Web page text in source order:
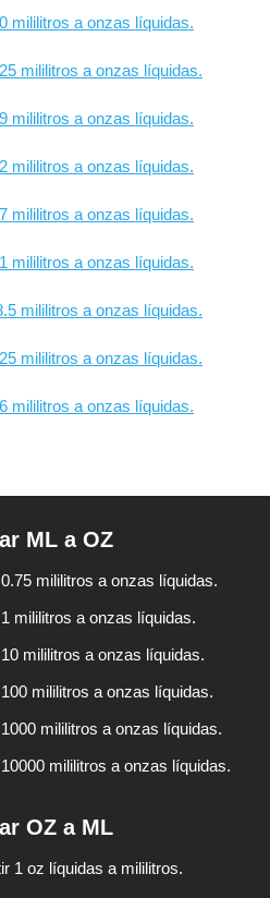
mililitros a onzas líquidas.
mililitros a onzas líquidas.
mililitros a onzas líquidas.
mililitros a onzas líquidas.
mililitros a onzas líquidas.
mililitros a onzas líquidas.
mililitros a onzas líquidas.
mililitros a onzas líquidas.
mililitros a onzas líquidas.
ML a OZ
mililitros a onzas líquidas.
mililitros a onzas líquidas.
mililitros a onzas líquidas.
mililitros a onzas líquidas.
mililitros a onzas líquidas.
mililitros a onzas líquidas.
OZ a ML
1 oz líquidas a mililitros.